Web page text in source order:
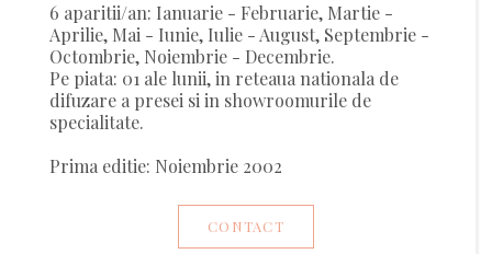
6 aparitii/an: Ianuarie - Februarie, Martie -
Aprilie, Mai - Iunie, Iulie - August, Septembrie -
Octombrie, Noiembrie - Decembrie.
Pe piata: 01 ale lunii, in reteaua nationala de
difuzare a presei si in showroomurile de
specialitate.
Prima editie: Noiembrie 2002
CONTACT